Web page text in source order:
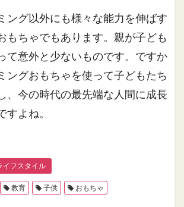
ング以外にも様々な能力を伸ばす
もちゃでもあります。親が子ども
て意外と少ないものです。ですか
ングおもちゃを使って子どもたち
、今の時代の最先端な人間に成長
すよね。
イフスタイル
教育 子供 おもちゃ